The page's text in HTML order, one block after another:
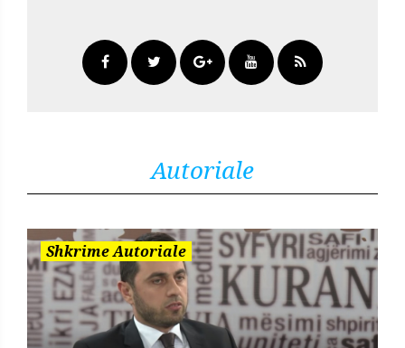
Autoriale
Shkrime Autoriale